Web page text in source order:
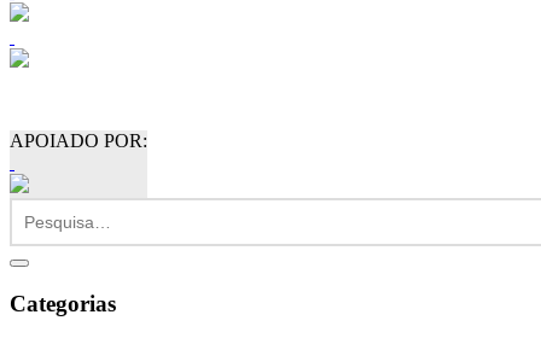
APOIADO POR:
Categorias